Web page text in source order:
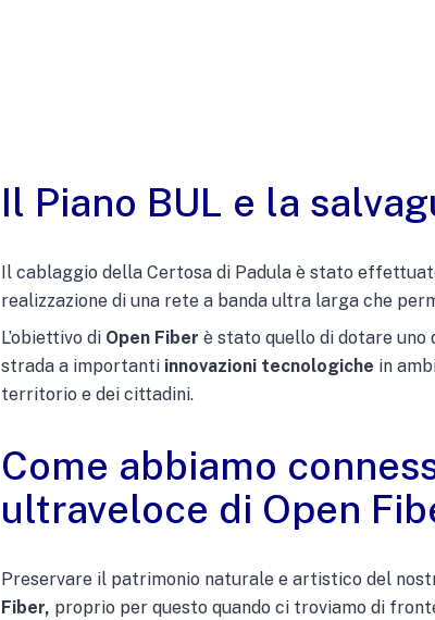
Il Piano BUL e la
Il cablaggio della Certosa di Padula è stato
realizzazione di una rete a banda ultra larga che
L’obiettivo di Open Fiber è stato quello di dotare uno
strada a importanti innovazioni tecnologiche in
territorio e dei cittadini.
Come abbiamo
ultraveloce di Open
Preservare il patrimonio naturale e artistico del
Fiber, proprio per questo quando ci troviamo di